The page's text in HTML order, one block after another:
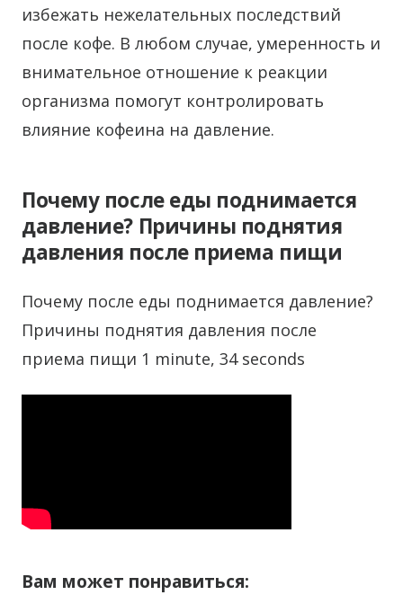
избежать нежелательных последствий
после кофе. В любом случае, умеренность и
внимательное отношение к реакции
организма помогут контролировать
влияние кофеина на давление.
Почему после еды поднимается
давление? Причины поднятия
давления после приема пищи
Почему после еды поднимается давление?
Причины поднятия давления после
приема пищи 1 minute, 34 seconds
Вам может понравиться: